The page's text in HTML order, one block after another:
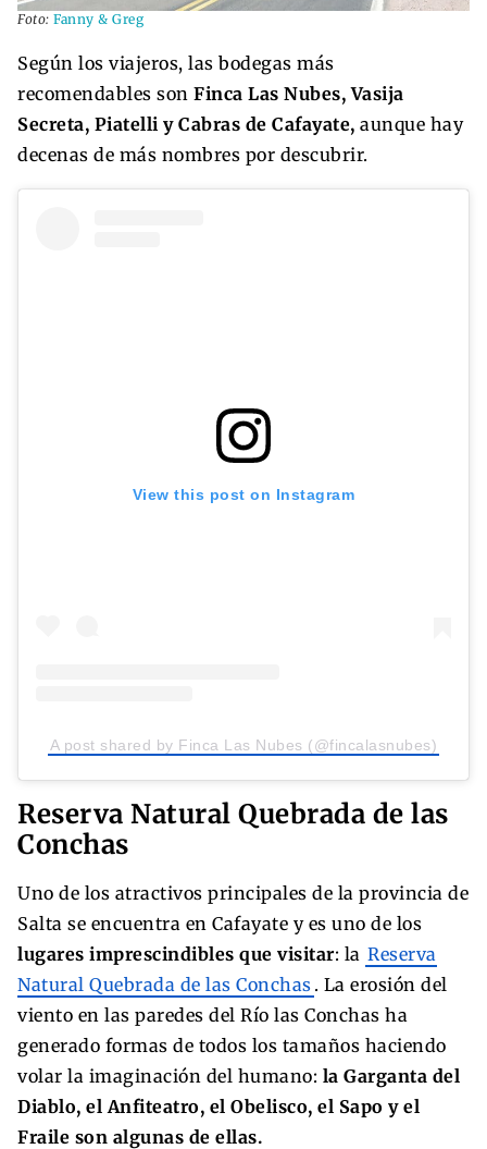
Foto: Fanny & Greg
Según los viajeros, las bodegas más
recomendables son Finca Las Nubes, Vasija
Secreta, Piatelli y Cabras de Cafayate, aunque hay
decenas de más nombres por descubrir.
View this post on Instagram
A post shared by Finca Las Nubes (@fincalasnubes)
Reserva Natural Quebrada de las
Conchas
Uno de los atractivos principales de la provincia de
Salta se encuentra en Cafayate y es uno de los
lugares imprescindibles que visitar: la Reserva
Natural Quebrada de las Conchas . La erosión del
viento en las paredes del Río las Conchas ha
generado formas de todos los tamaños haciendo
volar la imaginación del humano: la Garganta del
Diablo, el Anfiteatro, el Obelisco, el Sapo y el
Fraile son algunas de ellas.